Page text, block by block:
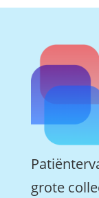
grote